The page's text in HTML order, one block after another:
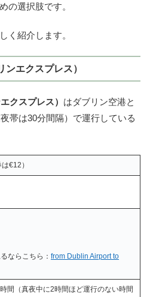
の選択肢です。
く紹介します。
エクスプレス）
クスプレス） はダブリン空港と
帯は30分間隔）で運行している
€12）
ならこちら： from Dublin Airport to
間（真夜中に2時間ほど運行のない時間